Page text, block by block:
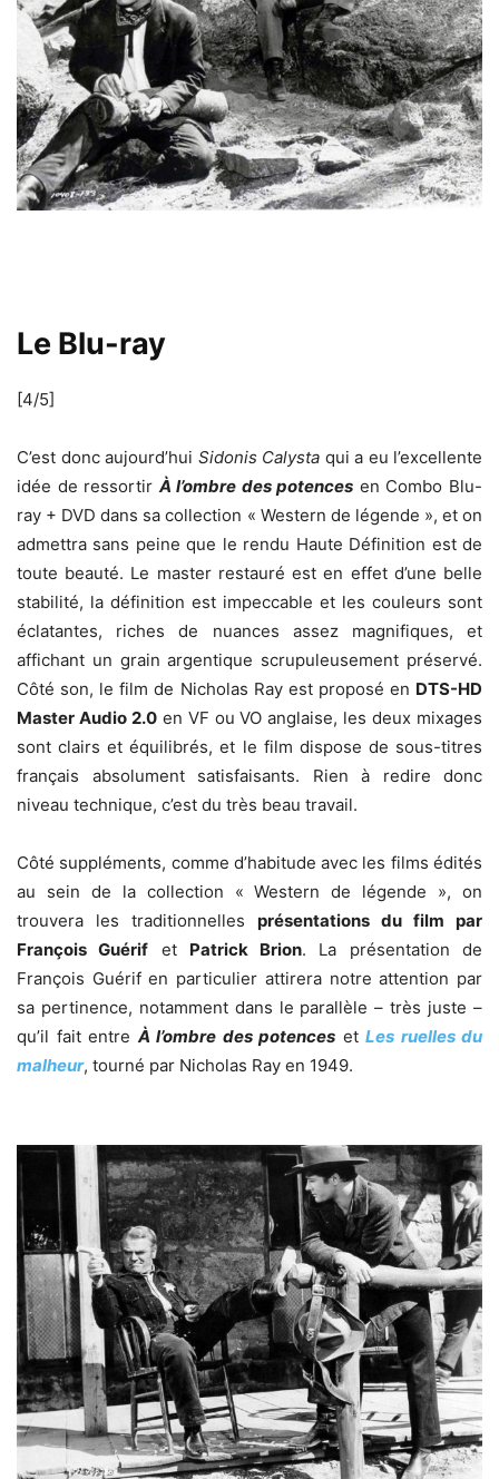
Le Blu-ray
[4/5]
C’est donc aujourd’hui Sidonis Calysta qui a eu l’excellente
idée de ressortir À l’ombre des potences en Combo Blu-
ray + DVD dans sa collection « Western de légende », et on
admettra sans peine que le rendu Haute Définition est de
toute beauté. Le master restauré est en effet d’une belle
stabilité, la définition est impeccable et les couleurs sont
éclatantes, riches de nuances assez magnifiques, et
affichant un grain argentique scrupuleusement préservé.
Côté son, le film de Nicholas Ray est proposé en DTS-HD
Master Audio 2.0en VF ou VO anglaise, les deux mixages
sont clairs et équilibrés, et le film dispose de sous-titres
français absolument satisfaisants. Rien à redire donc
niveau technique, c’est du très beau travail.
Côté suppléments, comme d’habitude avec les films édités
au sein de la collection « Western de légende », on
trouvera les traditionnelles présentations du film par
François Guérif et Patrick Brion. La présentation de
François Guérif en particulier attirera notre attention par
sa pertinence, notamment dans le parallèle – très juste –
qu’il fait entre À l’ombre des potences et Les ruelles du
malheur, tourné par Nicholas Ray en 1949.